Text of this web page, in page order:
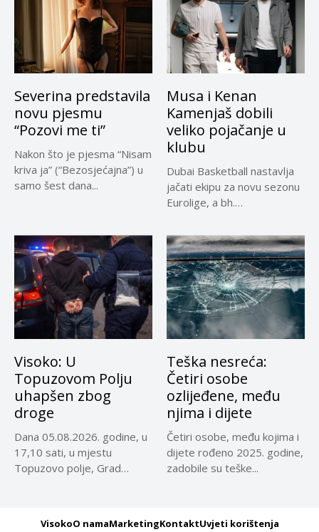
Severina predstavila
novu pjesmu
“Pozovi me ti”
Nakon što je pjesma “Nisam
kriva ja” (“Bezosjećajna”) u
samo šest dana...
Musa i Kenan
Kamenjaš dobili
veliko pojačanje u
klubu
Dubai Basketball nastavlja
jačati ekipu za novu sezonu
Eurolige, a bh.
Visoko: U
Topuzovom Polju
uhapšen zbog
droge
Dana 05.08.2026. godine, u
17,10 sati, u mjestu
Topuzovo polje, Grad
Teška nesreća:
Četiri osobe
ozlijeđene, među
njima i dijete
Četiri osobe, među kojima i
dijete rođeno 2025. godine,
zadobile su teške...
VisokoO namaMarketingKontaktUvjeti korištenja